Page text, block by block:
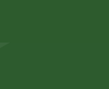
le traduzioni